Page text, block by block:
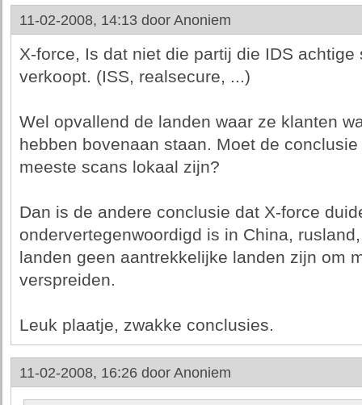
11-02-2008, 14:13 door Anoniem
X-force, Is dat niet die partij die IDS achtige
verkoopt. (ISS, realsecure, ...)
Wel opvallend de landen waar ze klanten
hebben bovenaan staan. Moet de
meeste scans lokaal zijn?
Dan is de andere conclusie dat X-force
ondervertegenwoordigd is in China,
landen geen aantrekkelijke landen zijn om
verspreiden.
Leuk plaatje, zwakke conclusies.
11-02-2008, 16:26 door Anoniem